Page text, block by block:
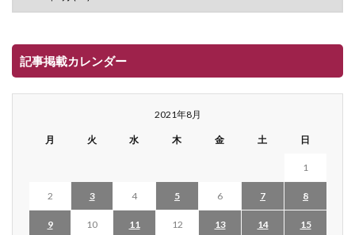
記事掲載カレンダー
2021年8月
月 火 水 木 金 土 日
1
2 3 4 5 6 7 8
9 10 11 12 13 14 15